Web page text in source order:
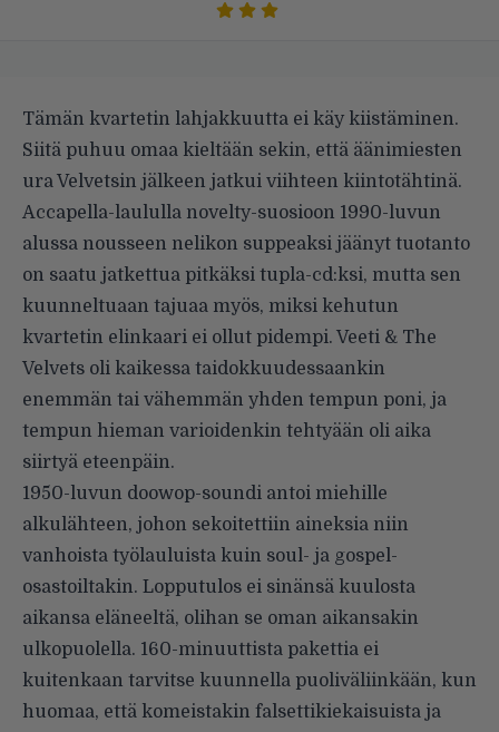
Tämän kvartetin lahjakkuutta ei käy kiistäminen.
Siitä puhuu omaa kieltään sekin, että äänimiesten
ura Velvetsin jälkeen jatkui viihteen kiintotähtinä.
Accapella-laululla novelty-suosioon 1990-luvun
alussa nousseen nelikon suppeaksi jäänyt tuotanto
on saatu jatkettua pitkäksi tupla-cd:ksi, mutta sen
kuunneltuaan tajuaa myös, miksi kehutun
kvartetin elinkaari ei ollut pidempi. Veeti & The
Velvets oli kaikessa taidokkuudessaankin
enemmän tai vähemmän yhden tempun poni, ja
tempun hieman varioidenkin tehtyään oli aika
siirtyä eteenpäin.
1950-luvun doowop-soundi antoi miehille
alkulähteen, johon sekoitettiin aineksia niin
vanhoista työlauluista kuin soul- ja gospel-
osastoiltakin. Lopputulos ei sinänsä kuulosta
aikansa eläneeltä, olihan se oman aikansakin
ulkopuolella. 160-minuuttista pakettia ei
kuitenkaan tarvitse kuunnella puoliväliinkään, kun
huomaa, että komeistakin falsettikiekaisuista ja